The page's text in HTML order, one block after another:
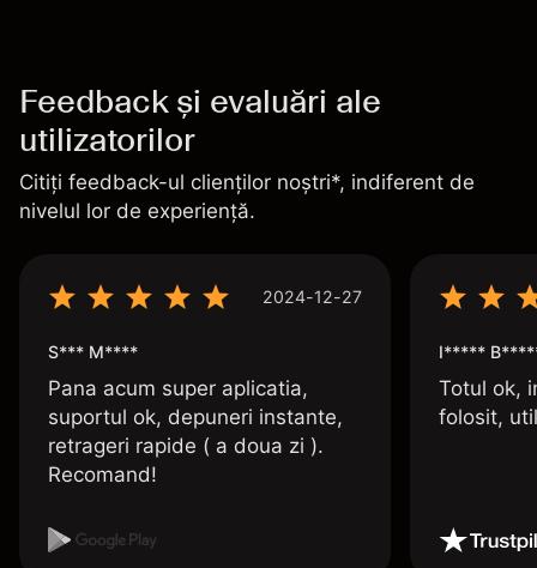
Feedback și evaluări ale
utilizatorilor
Citiți feedback-ul clienților noștri*, indiferent de
nivelul lor de experiență.
2024-12-27
S*** M****
Pana acum super aplicatia,
suportul ok, depuneri instante,
retrageri rapide ( a doua zi ).
Recomand!
I*****
Totul ok,
folosit,